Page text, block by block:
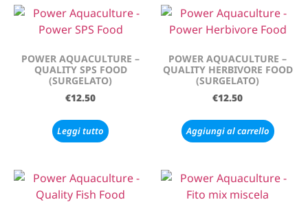
POWER AQUACULTURE –
QUALITY SPS FOOD
(SURGELATO)
€12.50
Leggi tutto
POWER AQUACULTURE –
QUALITY HERBIVORE FOOD
(SURGELATO)
€12.50
Aggiungi al carrello